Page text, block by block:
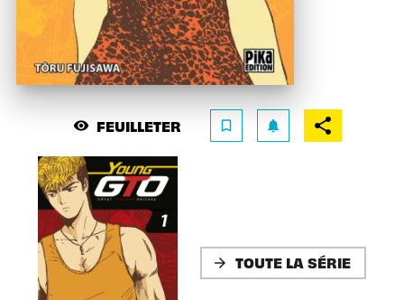
visibility FEUILLETER bookmark_border notifications
arrow_forward TOUTE LA SÉRIE